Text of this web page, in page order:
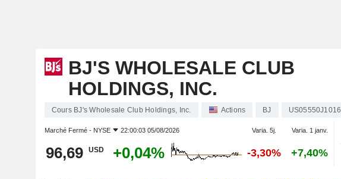
BJ'S WHOLESALE CLUB
HOLDINGS, INC.
Cours BJ's Wholesale Club Holdings, Inc. Actions BJ US05550J1016
Marché Fermé - NYSE 22:00:03 05/08/2026 Varia. 5j. Varia. 1 janv.
96,69 USD +0,04% -3,30% +7,40%